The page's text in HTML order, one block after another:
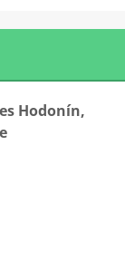
Hodonín,